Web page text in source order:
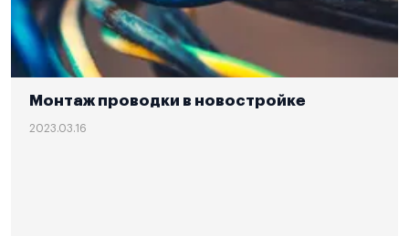
Монтаж проводки в новостройке
2023.03.16